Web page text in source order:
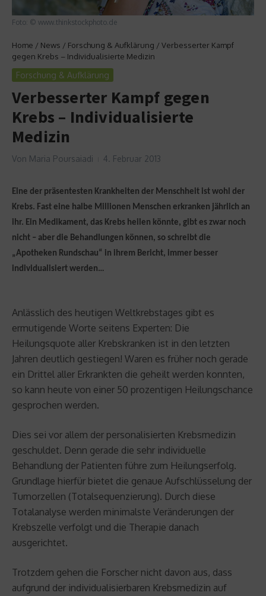
Foto: © www.thinkstockphoto.de
Home / News / Forschung & Aufklärung / Verbesserter Kampf
gegen Krebs – Individualisierte Medizin
Forschung & Aufklärung
Verbesserter Kampf gegen
Krebs – Individualisierte
Medizin
Von Maria Poursaiadi 4. Februar 2013
Eine der präsentesten Krankheiten der Menschheit ist wohl der
Krebs. Fast eine halbe Millionen Menschen erkranken jährlich an
ihr. Ein Medikament, das Krebs heilen könnte, gibt es zwar noch
nicht – aber die Behandlungen können, so schreibt die
„Apotheken Rundschau“ in ihrem Bericht, immer besser
individualisiert werden…
Anlässlich des heutigen Weltkrebstages gibt es
ermutigende Worte seitens Experten: Die
Heilungsquote aller Krebskranken ist in den letzten
Jahren deutlich gestiegen! Waren es früher noch gerade
ein Drittel aller Erkrankten die geheilt werden konnten,
so kann heute von einer 50 prozentigen Heilungschance
gesprochen werden.
Dies sei vor allem der personalisierten Krebsmedizin
geschuldet. Denn gerade die sehr individuelle
Behandlung der Patienten führe zum Heilungserfolg.
Grundlage hierfür bietet die genaue Aufschlüsselung der
Tumorzellen (Totalsequenzierung). Durch diese
Totalanalyse werden minimalste Veränderungen der
Krebszelle verfolgt und die Therapie danach
ausgerichtet.
Trotzdem gehen die Forscher nicht davon aus, dass
aufgrund der individualisierbaren Krebsmedizin auf